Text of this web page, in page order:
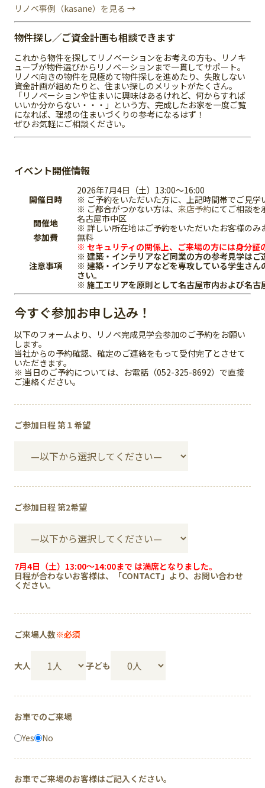
リノベ事例（kasane）を見る →
物件探し／ご資金計画も相談できます
これから物件を探してリノベーションをお考えの方も、リノキ
ューブが物件選びからリノベーションまで一貫してサポート。
リノベ向きの物件を見極めて物件探しを進めたり、失敗しない
資金計画が組めたりと、住まい探しのメリットがたくさん。
「リノベーションや住まいに興味はあるけれど、何からすれば
いいか分からない・・・」という方、完成したお家を一度ご覧
になれば、理想の住まいづくりの参考になるはず！
ぜひお気軽にご相談ください。
イベント開催情報
開催日時
2026年7月4日（土）13:00～16:00
※ ご予約をいただいた方に、上記時間帯でご見学
※ ご都合がつかない方は、 来店予約にてご相談を
開催地
名古屋市中区
※ 詳しい所在地はご予約をいただいたお客様のみ
参加費
無料
注意事項
※ セキュリティの関係上、ご来場の方には身分証
※ 建築・インテリアなど同業の方の参考見学はご
※ 建築・インテリアなどを専攻している学生さ
さい。
※ 施工エリアを原則として名古屋市内および名
今すぐ参加お申し込み！
以下のフォームより、リノベ完成見学会参加のご予約をお願い
します。
当社からの予約確認、確定のご連絡をもって受付完了とさせて
いただきます。
※ 当日のご予約については、お電話（052-325-8692）で直接
ご連絡ください。
ご参加日程 第１希望
ご参加日程 第2希望
7月4日（土）13:00〜14:00まで は満席となりました。
日程が合わないお客様は、「CONTACT」より、お問い合わせ
ください。
ご来場人数※必須
大人 子ども
お車でのご来場
Yes
No
お車でご来場のお客様はご記入ください。